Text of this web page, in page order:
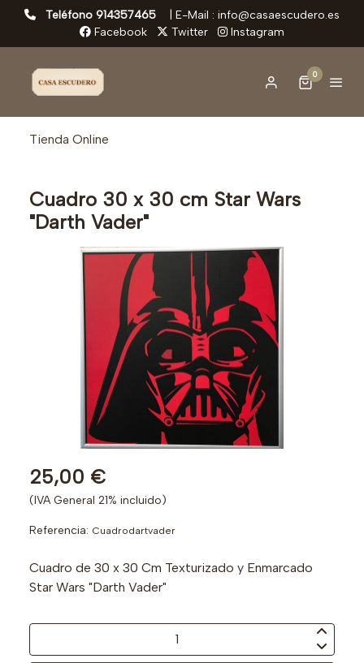
Teléfono 914357465
E-Mail : info@casaescudero.es
Facebook
Twitter Instagram
0
Tienda Online
Cuadro 30 x 30 cm Star Wars
"Darth Vader"
25,00 €
(IVA General 21% incluido)
Referencia: Cuadrodartvader
Cuadro de 30 x 30 Cm Texturizado y Enmarcado
Star Wars "Darth Vader"